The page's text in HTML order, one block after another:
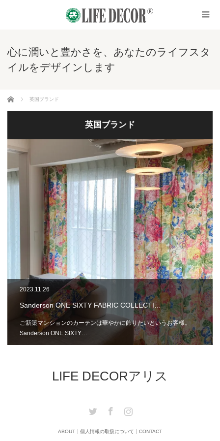
心に潤いと豊かさを、あなたのライフスタ
イルをデザインします
ホーム 英国ブランド
英国ブランド
2023.11.26
Sanderson ONE SIXTY FABRIC COLLECTI…
ご新築マンションのカーテンは華やかに飾りたいというお客様。
Sanderson ONE SIXTY…
LIFE DECORアリス
Twitter Facebook
ABOUT 個人情報の取扱について CONTACT